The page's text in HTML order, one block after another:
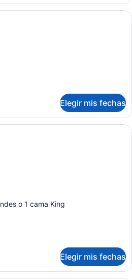
Habitación de hotel con dos
Elegir mis fechas
Habitación de hotel con una
o 1 cama King
Elegir mis fechas